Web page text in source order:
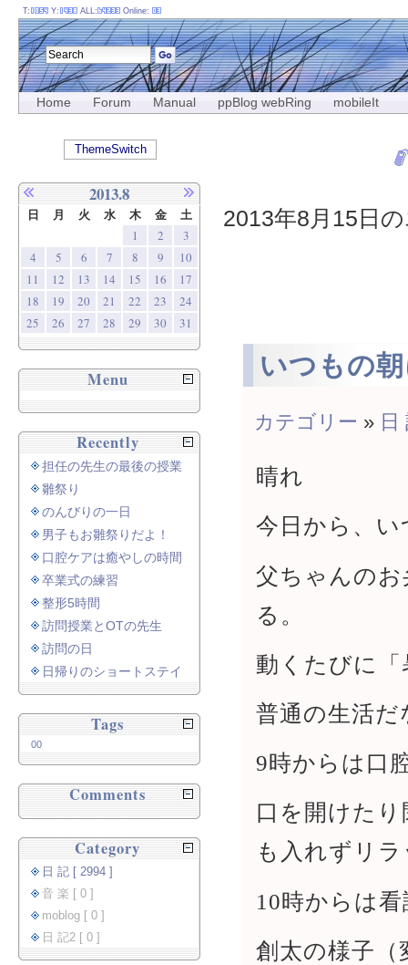
Home Forum Manual ppBlog webRing mobileIt
2013年8月15日
いつもの
カテゴリー » 日
晴れ
今日から、
父ちゃんの
る。
動くたびに
普通の生活だ
9時からは口
口を開けた
も入れずリ
10時からは
創太の様子
T: Y: ALL: Online:
ThemeSwitch
2013.8
日 月 火 水 木 金 土
1 2
3
4
5 6 7 8 9
10
11
12 13 14 15 16
17
18
19 20 21 22 23
24
25
26 27 28 29 30 31
Menu
Recently
担任の先生の最後の授業
雛祭り
のんびりの一日
男子もお雛祭りだよ！
口腔ケアは癒やしの時間
卒業式の練習
整形5時間
訪問授業とOTの先生
訪問の日
日帰りのショートステイ
Tags
00
Comments
Category
日 記 [ 2994 ]
音 楽 [ 0 ]
moblog [ 0 ]
日 記2 [ 0 ]